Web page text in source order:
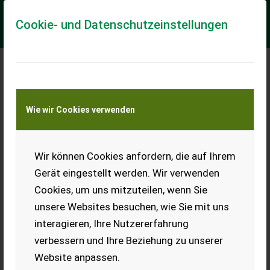
Cookie- und Datenschutzeinstellungen
Wie wir Cookies verwenden
Wir können Cookies anfordern, die auf Ihrem
Gerät eingestellt werden. Wir verwenden
Cookies, um uns mitzuteilen, wenn Sie
unsere Websites besuchen, wie Sie mit uns
interagieren, Ihre Nutzererfahrung
verbessern und Ihre Beziehung zu unserer
Website anpassen.
Meine Transportkostenanfrage
Transport von Land- und Baumaschinen –
KEINE Tiertransporte
VW T6 Bus
Bus mit Pickerl bis 9.2026,
mit 113.000 km. 8-fach
bereift, 8x Winterreifen.
Neues Service bei 110.021
einziger Schönheitsfehler an
der Heckklappe, eine kleine Delle, wie auf den Bildern zu sehen